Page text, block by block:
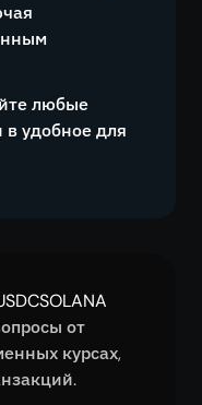
любые
удобное для
от
курсах,